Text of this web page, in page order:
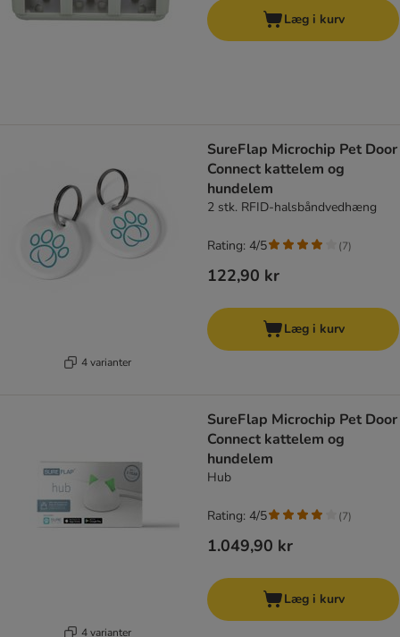
Læg i kurv
4 varianter
SureFlap Microchip Pet Door
Connect kattelem og
hundelem
2 stk. RFID-halsbåndvedhæng
122,90 kr
Rating: 4/5 (7)
Læg i kurv
4 varianter
SureFlap Microchip Pet Door
Connect kattelem og
hundelem
Hub
1.049,90 kr
Rating: 4/5 (7)
Læg i kurv